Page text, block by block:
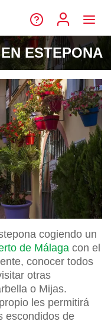
ESTEPONA
cogiendo un
de Málaga con el
conocer todos
otras
o Mijas.
les permitirá
escondidos de